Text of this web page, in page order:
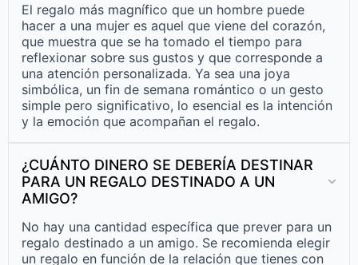
El regalo más magnífico que un hombre puede
hacer a una mujer es aquel que viene del corazón,
que muestra que se ha tomado el tiempo para
reflexionar sobre sus gustos y que corresponde a
una atención personalizada. Ya sea una joya
simbólica, un fin de semana romántico o un gesto
simple pero significativo, lo esencial es la intención
y la emoción que acompañan el regalo.
¿CUÁNTO DINERO SE DEBERÍA DESTINAR
PARA UN REGALO DESTINADO A UN
AMIGO?
No hay una cantidad específica que prever para un
regalo destinado a un amigo. Se recomienda elegir
un regalo en función de la relación que tienes con